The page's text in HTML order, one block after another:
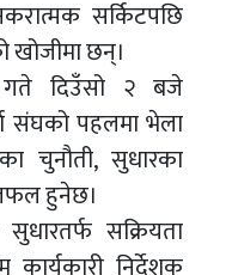
सर्किटपछि
छन्।
गते दिउँसो २ बजे
संघको पहलमा भेला
चुनौती, सुधारका
हुनेछ।
सक्रियता